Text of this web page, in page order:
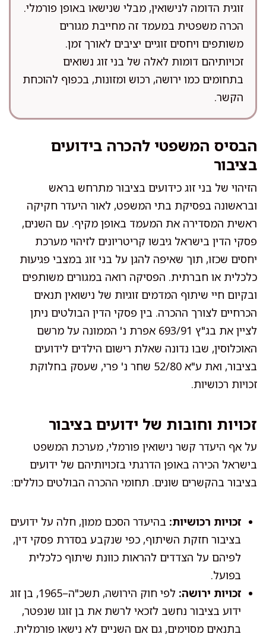
זוגית הדומה לנישואין, מבלי שנישאו באופן פורמלי.
הכרה משפטית במעמד זה מחייבת מגורים
משותפים ויחסים זוגיים יציבים לאורך זמן.
זכויותיהם דומות לאלה של בני זוג נשואים
בתחומים כמו ירושה, רכוש ומזונות, בכפוף להוכחת
הקשר.
הבסיס המשפטי להכרה בידועים
בציבור
הזיהוי של בני זוג כידועים בציבור מתרחש בראש
ובראשונה בפסיקת בתי המשפט, לאור היעדר חקיקה
ראשית המסדירה את המעמד באופן מקיף. עם השנים,
פסקי הדין בישראל גיבשו קריטריונים לזיהוי מערכת
יחסים שכזו, תוך שאיפה להגן על בני זוג במצבי פגיעוּת
כלכלית או חברתית. הפסיקה רואה במגורים משותפים
ובקיום חיי שיתוף המדמים זוגיות של נישואין תנאים
הכרחיים לצורך ההכרה. בין פסקי הדין הבולטים ניתן
לציין את בג"ץ 693/91 אפרת נ' הממונה על מרשם
האוכלוסין, שבו נדונה שאלת רישום הילדים לידועים
בציבור, ואת ע"א 52/80 שחר נ' פרי, שעסק בחלוקת
זכויות רכושיות.
זכויות וחובות של ידועים בציבור
על אף היעדר קשר נישואין פורמלי, מערכת המשפט
בישראל הכירה באופן הדרגתי בזכויותיהם של ידועים
בציבור בהקשרים שונים. תחומי ההכרה הבולטים כוללים:
זכויות רכושיות: בהיעדר הסכם ממון, חלה על ידועים
בציבור חזקת השיתוף, כפי שנקבע בסדרת פסקי דין,
לפיהם על הצדדים להראות כוונת שיתוף כלכלית
בפועל.
זכויות ירושה:
לפי חוק הירושה, תשכ"ה–1965, בן זוג
ידוע בציבור נחשב לזכאי לרשת את בן זוגו שנפטר,
בתנאים מסוימים, גם אם השניים לא נישאו פורמלית.